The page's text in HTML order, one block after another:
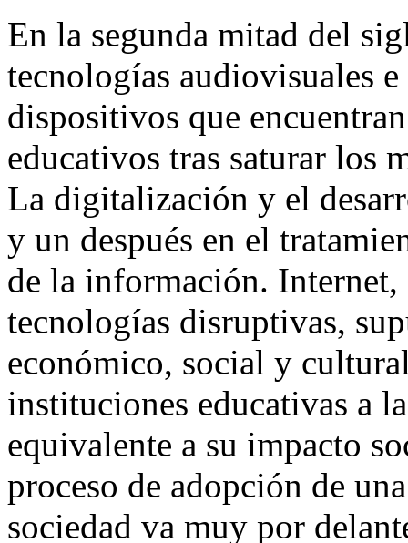
En la segunda mitad del
tecnologías audiovisuales
dispositivos que
educativos tras saturar los
La digitalización y el
y un después en el
de la información.
tecnologías disruptivas,
económico, social y
instituciones educativas a
equivalente a su impacto
proceso de adopción de
sociedad va muy por